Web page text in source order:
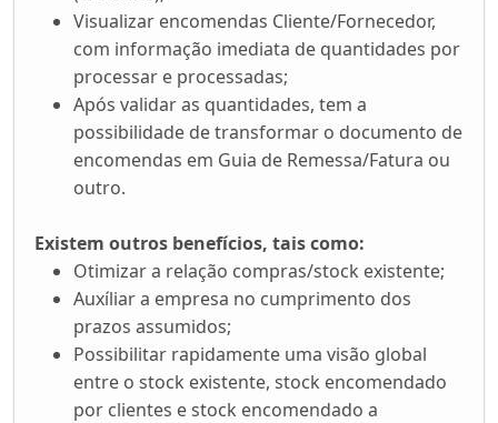
Visualizar encomendas Cliente/Fornecedor,
com informação imediata de quantidades por
processar e processadas;
Após validar as quantidades, tem a
possibilidade de transformar o documento de
encomendas em Guia de Remessa/Fatura ou
outro.
Existem outros benefícios, tais como:
Otimizar a relação compras/stock existente;
Auxíliar a empresa no cumprimento dos
prazos assumidos;
Possibilitar rapidamente uma visão global
entre o stock existente, stock encomendado
por clientes e stock encomendado a